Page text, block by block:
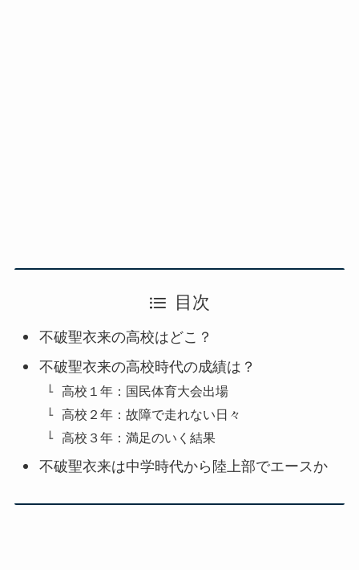
目次
不破聖衣来の高校はどこ？
不破聖衣来の高校時代の成績は？
高校１年：国民体育大会出場
高校２年：故障で走れない日々
高校３年：満足のいく結果
不破聖衣来は中学時代から陸上部でエースか